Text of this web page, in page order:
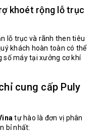
khoét rộng lỗ trục
lỗ trục và rãnh then tiêu
khách hoàn toàn có thể
số máy tại xưởng cơ khí
cung cấp Puly
tự hào là đơn vị phân
bỉ nhất: